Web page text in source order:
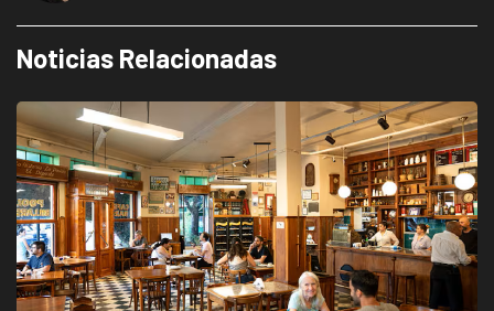
Noticias Relacionadas